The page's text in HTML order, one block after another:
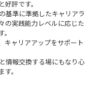
評です。
準に準拠したキャリアラ
の実践能力レベルに応じた
ャリアアップをサポート
報交換する場にもなり心
。